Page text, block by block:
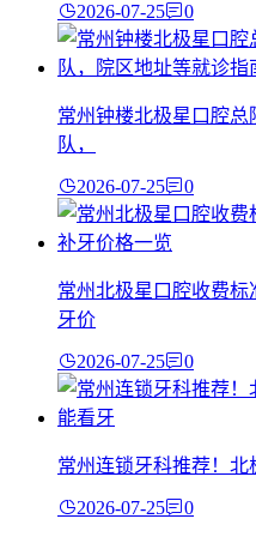
2026-07-25 0
常州钟楼北极星口腔总
队，
2026-07-25 0
常州北极星口腔收费
牙价
2026-07-25 0
常州连锁牙科推荐！
2026-07-25 0